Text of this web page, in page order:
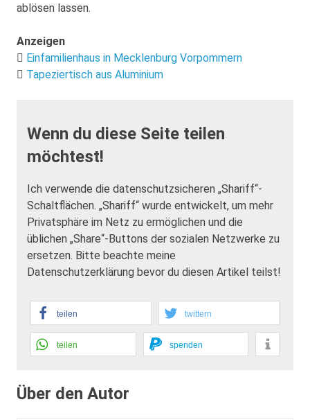
ablösen lassen.
Anzeigen
Einfamilienhaus in Mecklenburg Vorpommern
Tapeziertisch aus Aluminium
Wenn du diese Seite teilen
möchtest!
Ich verwende die datenschutzsicheren „Shariff“-
Schaltflächen. „Shariff“ wurde entwickelt, um mehr
Privatsphäre im Netz zu ermöglichen und die
üblichen „Share“-Buttons der sozialen Netzwerke zu
ersetzen. Bitte beachte meine
Datenschutzerklärung bevor du diesen Artikel teilst!
teilen twittern
teilen spenden
Über den Autor